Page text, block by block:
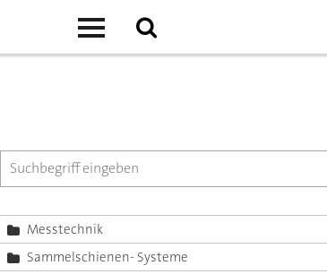
Messtechnik
Sammelschienen- Systeme